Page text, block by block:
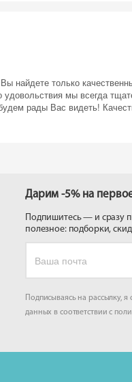
найдете только
мы всегда
рады Вас видеть!
Дарим -5% на
Подпишитесь — и сразу
полезное: подборки,
Подписываясь на рассылку,
данных в соответствии с